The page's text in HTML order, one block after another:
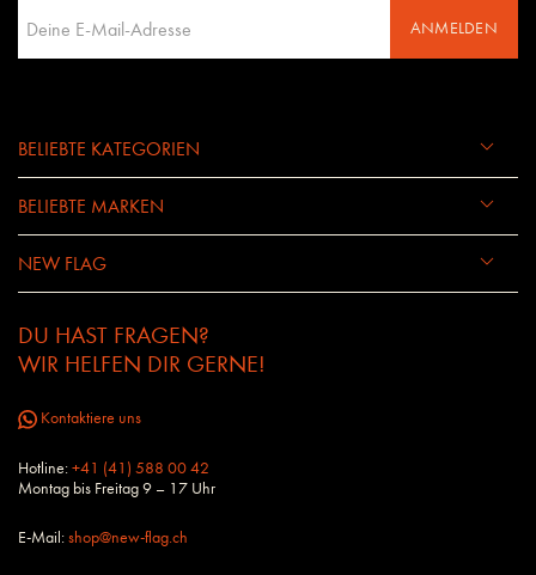
ANMELDEN
BELIEBTE KATEGORIEN
BELIEBTE MARKEN
NEW FLAG
DU HAST FRAGEN?
WIR HELFEN DIR GERNE!
Kontaktiere uns
Hotline:+41 (41) 588 00 42
Montag bis Freitag 9 – 17 Uhr
E-Mail:shop@new-flag.ch